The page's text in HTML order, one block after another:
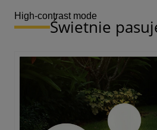
High-contrast mode
Świetnie